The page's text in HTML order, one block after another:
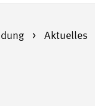
Aktuelles